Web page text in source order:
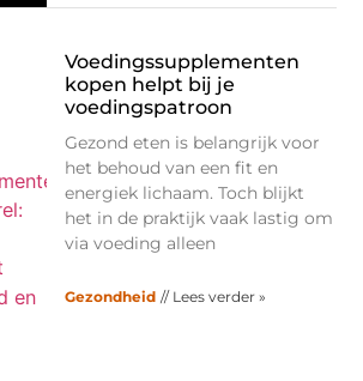
Voedingssupplementen
kopen helpt bij je
voedingspatroon
Gezond eten is belangrijk voor
het behoud van een fit en
energiek lichaam. Toch blijkt
het in de praktijk vaak lastig om
via voeding alleen
Gezondheid // Lees verder »